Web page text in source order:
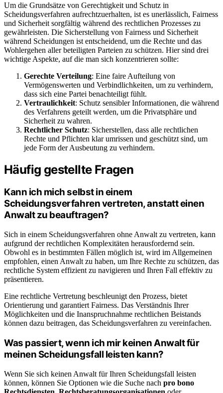
Um die Grundsätze von Gerechtigkeit und Schutz in
Scheidungsverfahren aufrechtzuerhalten, ist es unerlässlich, Fairness
und Sicherheit sorgfältig während des rechtlichen Prozesses zu
gewährleisten. Die Sicherstellung von Fairness und Sicherheit
während Scheidungen ist entscheidend, um die Rechte und das
Wohlergehen aller beteiligten Parteien zu schützen. Hier sind drei
wichtige Aspekte, auf die man sich konzentrieren sollte:
Gerechte Verteilung: Eine faire Aufteilung von
Vermögenswerten und Verbindlichkeiten, um zu verhindern,
dass sich eine Partei benachteiligt fühlt.
Vertraulichkeit: Schutz sensibler Informationen, die während
des Verfahrens geteilt werden, um die Privatsphäre und
Sicherheit zu wahren.
Rechtlicher Schutz: Sicherstellen, dass alle rechtlichen
Rechte und Pflichten klar umrissen und geschützt sind, um
jede Form der Ausbeutung zu verhindern.
Häufig gestellte Fragen
Kann ich mich selbst in einem
Scheidungsverfahren vertreten, anstatt einen
Anwalt zu beauftragen?
Sich in einem Scheidungsverfahren ohne Anwalt zu vertreten, kann
aufgrund der rechtlichen Komplexitäten herausfordernd sein.
Obwohl es in bestimmten Fällen möglich ist, wird im Allgemeinen
empfohlen, einen Anwalt zu haben, um Ihre Rechte zu schützen, das
rechtliche System effizient zu navigieren und Ihren Fall effektiv zu
präsentieren.
Eine rechtliche Vertretung beschleunigt den Prozess, bietet
Orientierung und garantiert Fairness. Das Verständnis Ihrer
Möglichkeiten und die Inanspruchnahme rechtlichen Beistands
können dazu beitragen, das Scheidungsverfahren zu vereinfachen.
Was passiert, wenn ich mir keinen Anwalt für
meinen Scheidungsfall leisten kann?
Wenn Sie sich keinen Anwalt für Ihren Scheidungsfall leisten
können, können Sie Optionen wie die Suche nach pro bono